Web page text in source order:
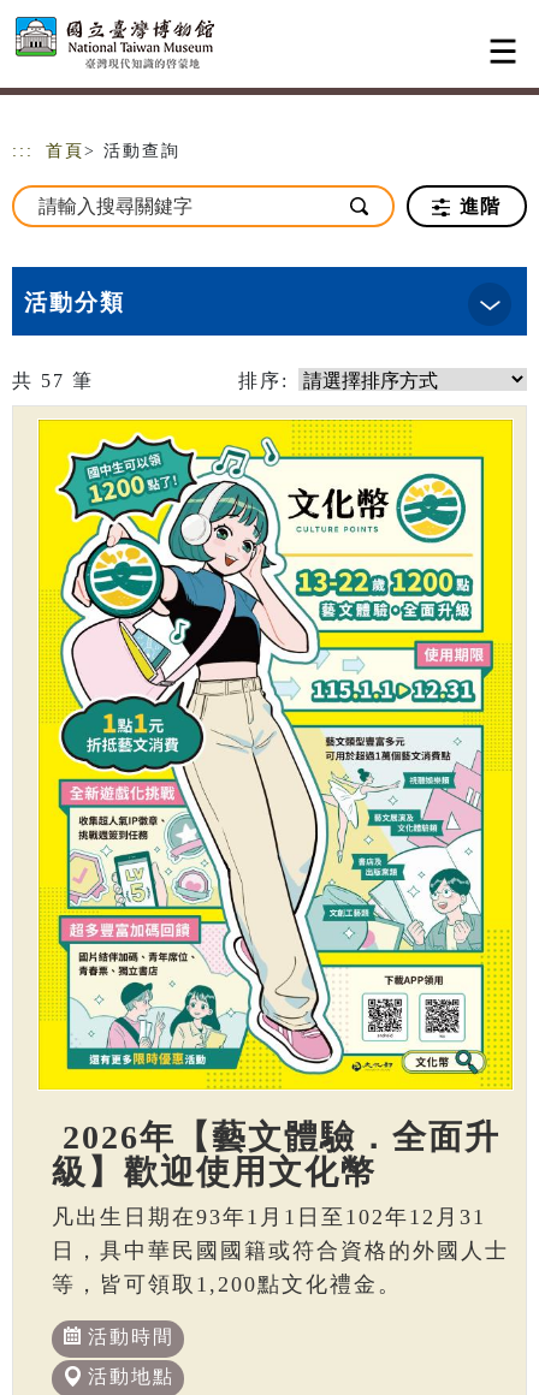
跳到主要內容
網站導覽
::: 首頁 > 活動查詢
進階
活動分類
共 57 筆 排序:
2026年【藝文體驗．全面升
級】歡迎使用文化幣
凡出生日期在93年1月1日至102年12月31
日，具中華民國國籍或符合資格的外國人士
等，皆可領取1,200點文化禮金。
活動時間
活動地點